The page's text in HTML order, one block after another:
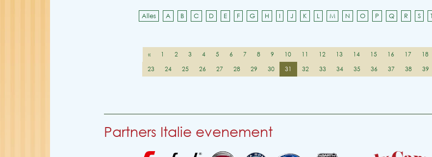
Alles A B C D E F G H I J K L M N O P Q R S
« 1 2 3 4 5 6 7 8 9 10 11 12 13 14 15 16 17 18
23
24 25 26 27 28 29 30 31 32 33 34 35 36 37 38 39
Partners Italie evenement